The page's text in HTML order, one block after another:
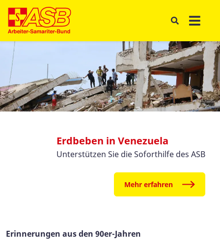
Erdbeben in Venezuela
Unterstützen Sie die Soforthilfe des ASB
Mehr erfahren
Erinnerungen aus den 90er-Jahren